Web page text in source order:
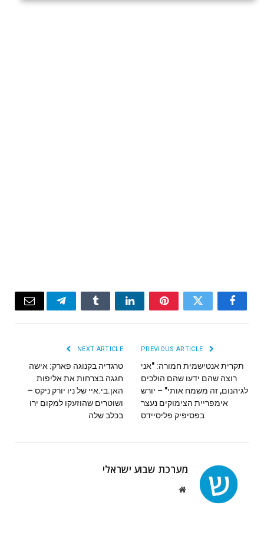
Facebook
Twitter
Pinterest
LinkedIn
Tumblr
Telegram
Email
תקרית אנטישמית חמורה: "אני
רוצה שהם ידעו שהם הולכים
לגיהנום, זה משמח אותי" – יורש
אימפריית הצימוקים נעצר
בפסיפיק פליסיידס
NEXT ARTICLE
טרגדיה בקנוגה פארק: אישה
חגגה בצרחות את אליפות
האן.בי.איי של ניו יורק ניקס –
ושוטרים שהוזעקו למקום ירו
בכלב שלה
מערכת שבוע ישראלי
Website